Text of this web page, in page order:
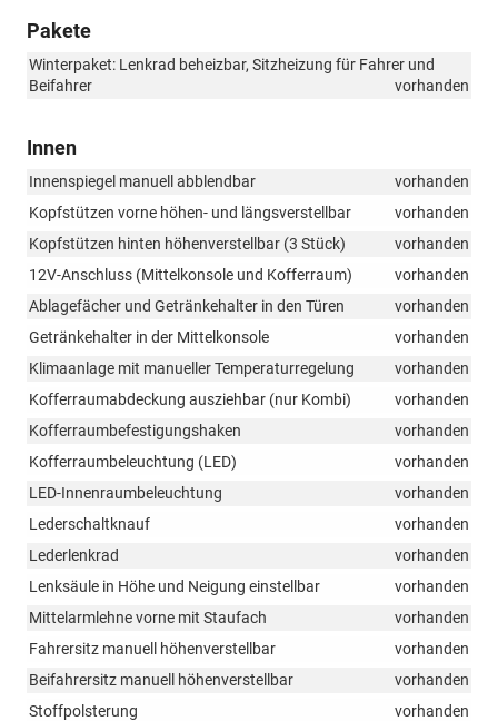
Pakete
Winterpaket: Lenkrad beheizbar, Sitzheizung für Fahrer und
Beifahrer
vorhanden
Innen
Innenspiegel manuell abblendbar
vorhanden
Kopfstützen vorne höhen- und längsverstellbar
vorhanden
Kopfstützen hinten höhenverstellbar (3 Stück)
vorhanden
12V-Anschluss (Mittelkonsole und Kofferraum)
vorhanden
Ablagefächer und Getränkehalter in den Türen
vorhanden
Getränkehalter in der Mittelkonsole
vorhanden
Klimaanlage mit manueller Temperaturregelung
vorhanden
Kofferraumabdeckung ausziehbar (nur Kombi)
vorhanden
Kofferraumbefestigungshaken
vorhanden
Kofferraumbeleuchtung (LED)
vorhanden
LED-Innenraumbeleuchtung
vorhanden
Lederschaltknauf
vorhanden
Lederlenkrad
vorhanden
Lenksäule in Höhe und Neigung einstellbar
vorhanden
Mittelarmlehne vorne mit Staufach
vorhanden
Fahrersitz manuell höhenverstellbar
vorhanden
Beifahrersitz manuell höhenverstellbar
vorhanden
Stoffpolsterung
vorhanden